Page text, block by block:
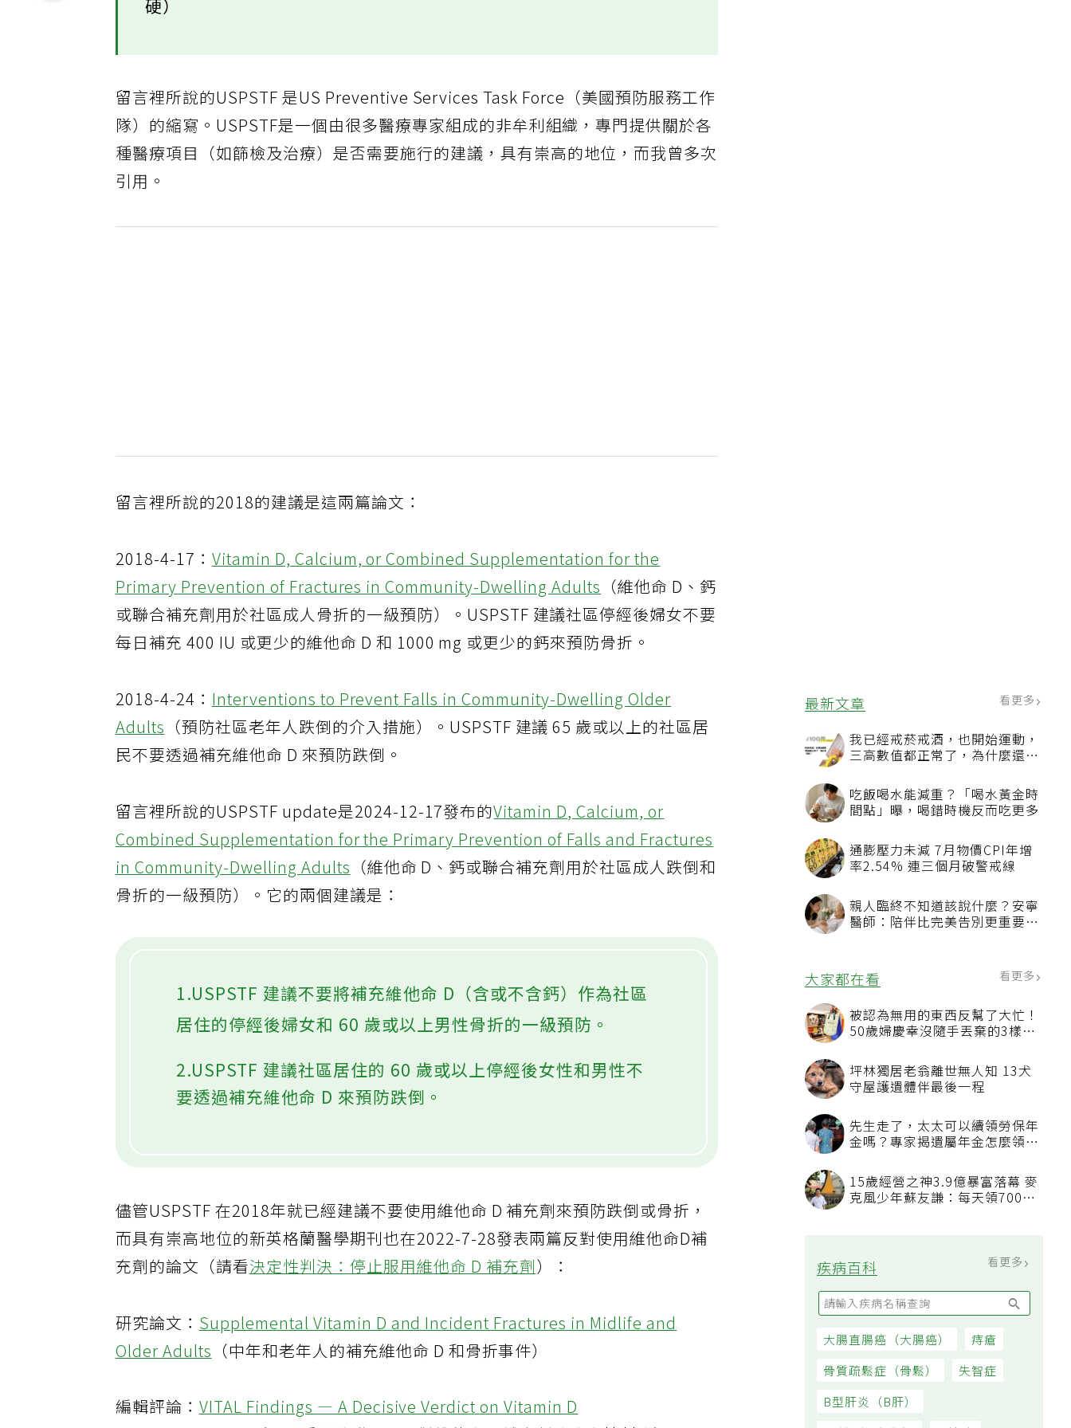
最新文章 看更多
我已經戒菸戒酒，也開始運動，
三高數值都正常了，為什麼還不
吃飯喝水能減重？「喝水黃金時
間點」曝，喝錯時機反而吃更多
通膨壓力未減 7月物價CPI年增
率2.54% 連三個月破警戒線
親人臨終不知道該說什麼？安寧
醫師：陪伴比完美告別更重要，
大家都在看
被認為無用的東西反幫了大忙！
50歲婦慶幸沒隨手丟棄的3樣物
坪林獨居老翁離世無人知 13犬
守屋護遺體伴最後一程
先生走了，太太可以續領勞保年
看順位還要看資格
15歲經營之神3.9億暴富落幕 麥
疾病百科
硬）
留言裡所說的USPSTF 是US Preventive Services Task Force（美國預防服務工作
隊）的縮寫。USPSTF是一個由很多醫療專家組成的非牟利組織，專門提供關於各
種醫療項目（如篩檢及治療）是否需要施行的建議，具有崇高的地位，而我曾多次
引用。
留言裡所說的2018的建議是這兩篇論文：
2018-4-17：Vitamin D, Calcium, or Combined Supplementation for the
Primary Prevention of Fractures in Community-Dwelling Adults （維他命 D、鈣
或聯合補充劑用於社區成人骨折的一級預防）。USPSTF 建議社區停經後婦女不要
每日補充 400 IU 或更少的維他命 D 和 1000 mg 或更少的鈣來預防骨折。
2018-4-24：Interventions to Prevent Falls in Community-Dwelling Older
Adults （預防社區老年人跌倒的介入措施）。USPSTF 建議 65 歲或以上的社區居
民不要透過補充維他命 D 來預防跌倒。
留言裡所說的USPSTF update是2024-12-17發布的Vitamin D, Calcium, or
Combined Supplementation for the Primary Prevention of Falls and Fractures
in Community-Dwelling Adults （維他命 D、鈣或聯合補充劑用於社區成人跌倒和
骨折的一級預防）。它的兩個建議是：
1.USPSTF 建議不要將補充維他命 D（含或不含鈣）作為社區
居住的停經後婦女和 60 歲或以上男性骨折的一級預防。
2.USPSTF 建議社區居住的 60 歲或以上停經後女性和男性不
要透過補充維他命 D 來預防跌倒。
儘管USPSTF 在2018年就已經建議不要使用維他命 D 補充劑來預防跌倒或骨折，
而具有崇高地位的新英格蘭醫學期刊也在2022-7-28發表兩篇反對使用維他命D補
充劑的論文（請看決定性判決：停止服用維他命 D 補充劑）：
研究論文：Supplemental Vitamin D and Incident Fractures in Midlife and
Older Adults （中年和老年人的補充維他命 D 和骨折事件）
編輯評論：VITAL Findings — A Decisive Verdict on Vitamin D